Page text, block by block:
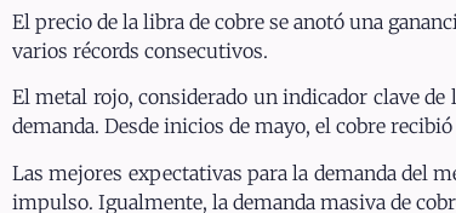
El precio de la libra de cobre se anotó una
varios récords consecutivos.
El metal rojo, considerado un indicador clave
demanda. Desde inicios de mayo, el cobre
Las mejores expectativas para la demanda del
impulso. Igualmente, la demanda masiva de